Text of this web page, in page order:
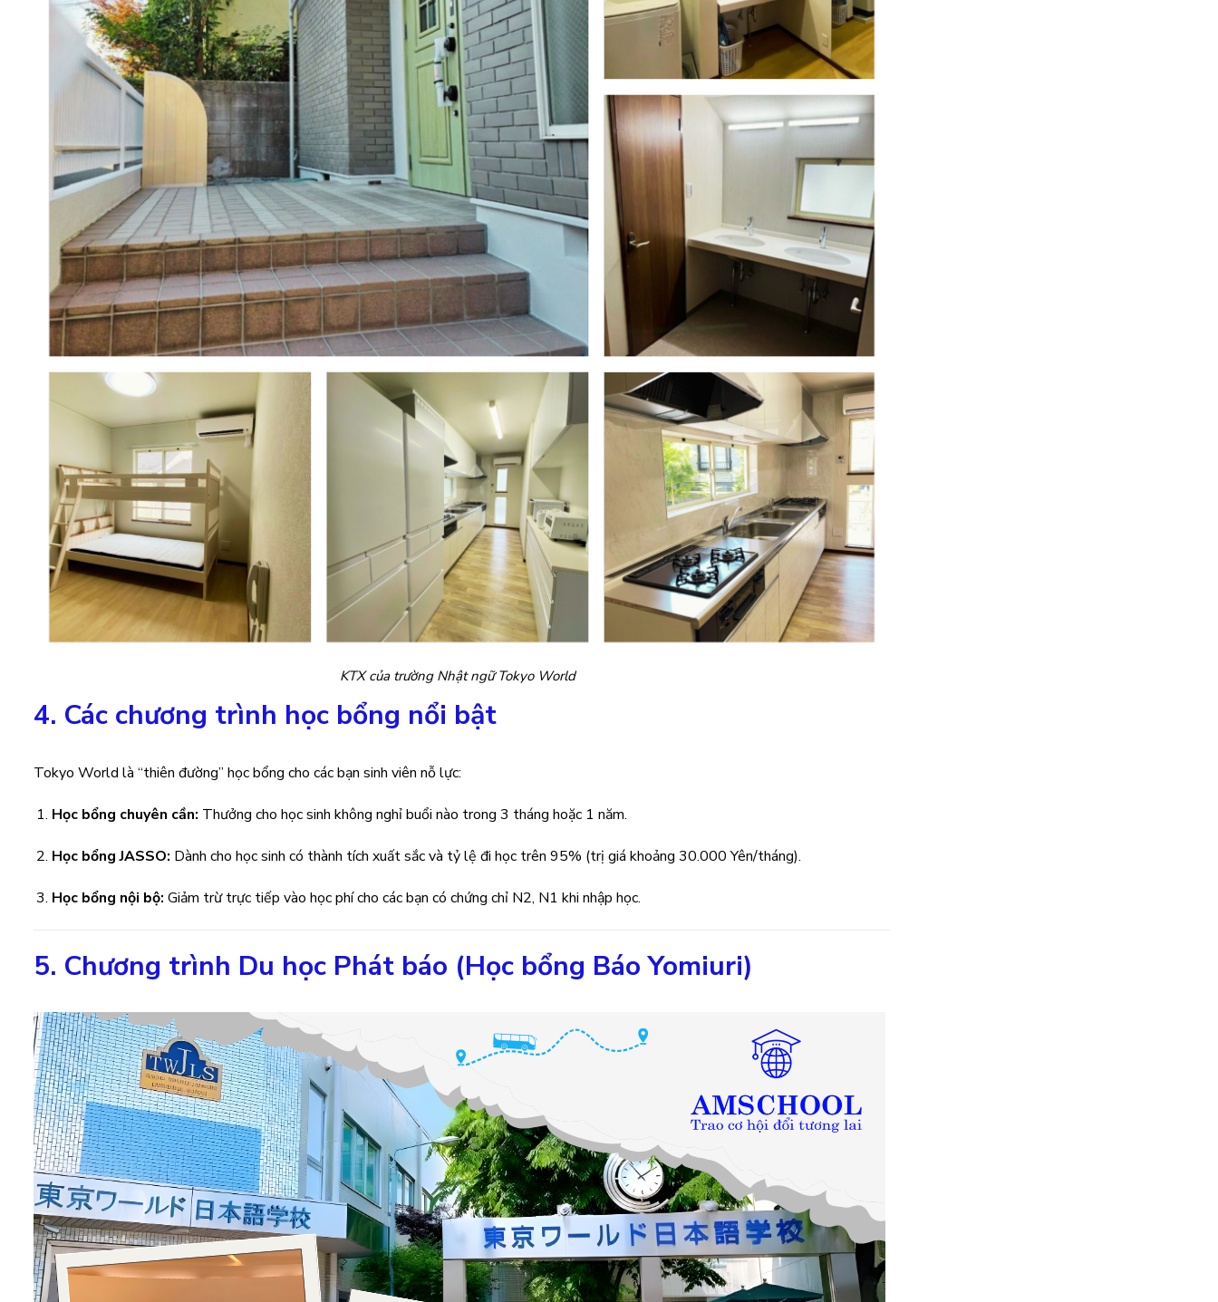
KTX của trường Nhật ngữ Tokyo World
4. Các chương trình học bổng nổi bật
Tokyo World là “thiên đường” học bổng cho các bạn sinh viên nỗ lực:
Học bổng chuyên cần: Thưởng cho học sinh không nghỉ buổi nào trong 3 tháng hoặc 1 năm.
Học bổng JASSO: Dành cho học sinh có thành tích xuất sắc và tỷ lệ đi học trên 95% (trị giá khoảng 30.000 Yên/tháng).
Học bổng nội bộ: Giảm trừ trực tiếp vào học phí cho các bạn có chứng chỉ N2, N1 khi nhập học.
5. Chương trình Du học Phát báo (Học bổng Báo Yomiuri)